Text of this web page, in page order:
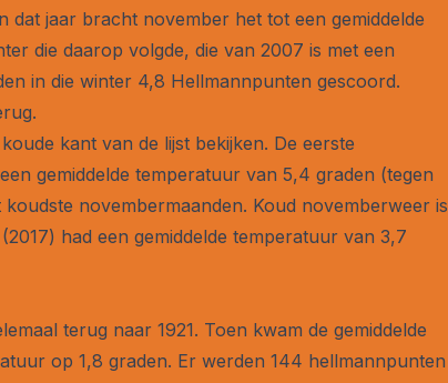
jaar bracht november het tot een gemiddelde
die daarop volgde, die van 2007 is met een
in die winter 4,8 Hellmannpunten gescoord.
kant van de lijst bekijken. De eerste
gemiddelde temperatuur van 5,4 graden (tegen
koudste novembermaanden. Koud novemberweer is
had een gemiddelde temperatuur van 3,7
terug naar 1921. Toen kwam de gemiddelde
op 1,8 graden. Er werden 144 hellmannpunten